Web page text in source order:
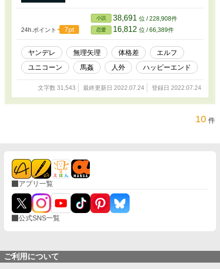
24h.ポイント 7pt
小説 38,691 位 / 228,908件
恋愛 16,812 位 / 66,389件
ヤンデレ 無理矢理 体格差
エルフ
ユニコーン
馬姦 人外 ハッピーエンド
文字数 31,543 最終更新日 2022.07.24 登録日 2022.07.24
10 件
アプリ一覧
公式SNS一覧
ご利用について